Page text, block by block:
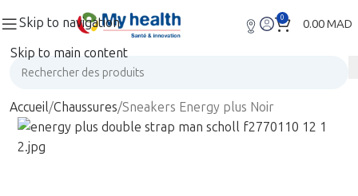
Skip to navigation
Skip to main content
0 0.00MAD
Accueil Chaussures Sneakers Energy plus Noir